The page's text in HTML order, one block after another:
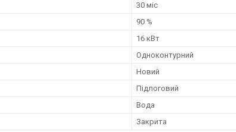
30 міс
90 %
16 кВт
Одноконтурний
Новий
Підлоговий
Вода
Закрита